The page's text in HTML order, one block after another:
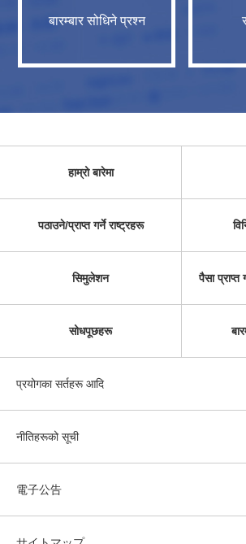
बारम्बार सोधिने प्रश्न
हाम्रो बारेमा
पठाउने/प्राप्त गर्ने राष्ट्रहरू
सिमुलेशन पैसा प्राप्त
सोधपूछहरू
प्रयोगका सर्तहरू आदि
नीतिहरूको सूची
電子公告